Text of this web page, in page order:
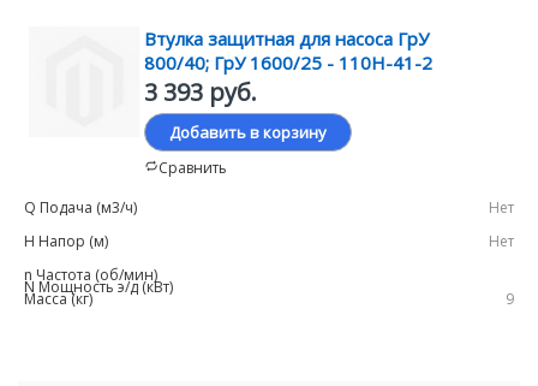
Втулка защитная для насоса ГрУ
800/40; ГрУ 1600/25 - 110Н-41-2
3 393 руб.
Добавить в корзину
Сравнить
Нет
Нет
9